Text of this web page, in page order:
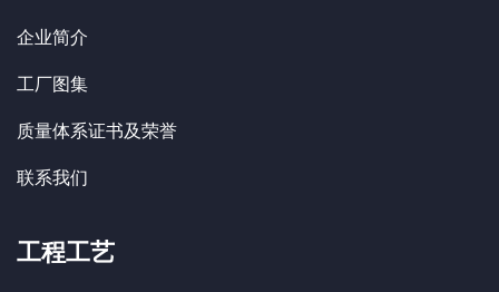
企业简介
工厂图集
质量体系证书及荣誉
联系我们
工程工艺